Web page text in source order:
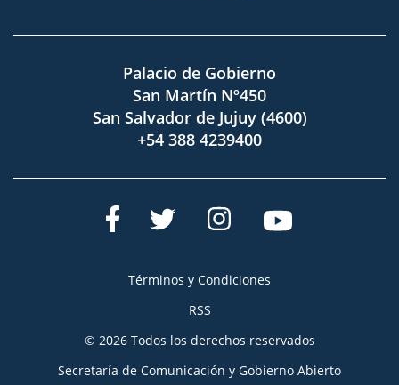
Palacio de Gobierno
San Martín Nº450
San Salvador de Jujuy (4600)
+54 388 4239400
Términos y Condiciones
RSS
© 2026 Todos los derechos reservados
Secretaría de Comunicación y Gobierno Abierto